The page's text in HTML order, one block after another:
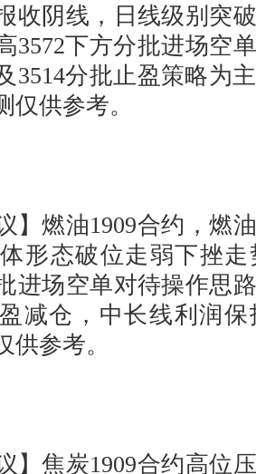
收阴线，日线级别突
3572下方分批进场空
3514分批止盈策略为
仅供参考。
燃油1909合约，燃
形态破位走弱下挫
进场空单对待操作思
减仓，中长线利润
供参考。
焦炭1909合约高位